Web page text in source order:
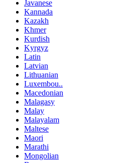
Javanese
Kannada
Kazakh
Khmer
Kurdish
Kyrgyz
Latin
Latvian
Lithuanian
Luxembou..
Macedonian
Malagasy
Malay
Malayalam
Maltese
Maori
Marathi
Mongolian